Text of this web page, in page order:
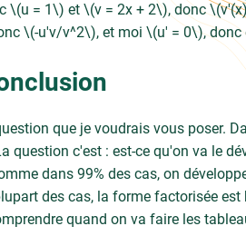
\(u = 1\) et \(v = 2x + 2\), donc
\(-u'v/v^2\), et moi \(u' = 0\),
que je voudrais vous poser.
question c'est : est-ce qu'on va le
dans 99% des cas, on
des cas, la forme factorisée
quand on va faire les